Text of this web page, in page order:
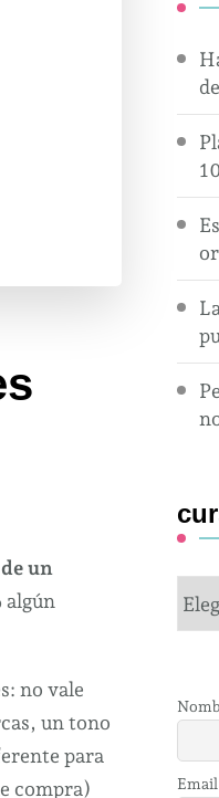
un
algún
no vale
un tono
para
compra)
Email